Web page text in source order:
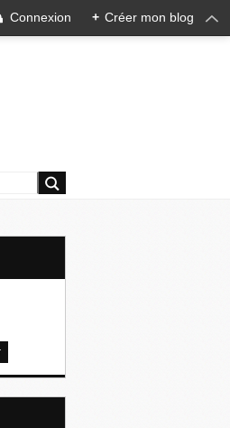
Connexion + Créer mon blog